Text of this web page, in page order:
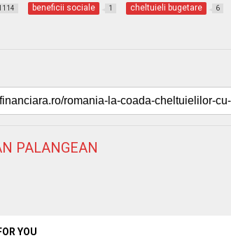
beneficii sociale 1 cheltuieli bugetare 6
PALANGEAN
YOU